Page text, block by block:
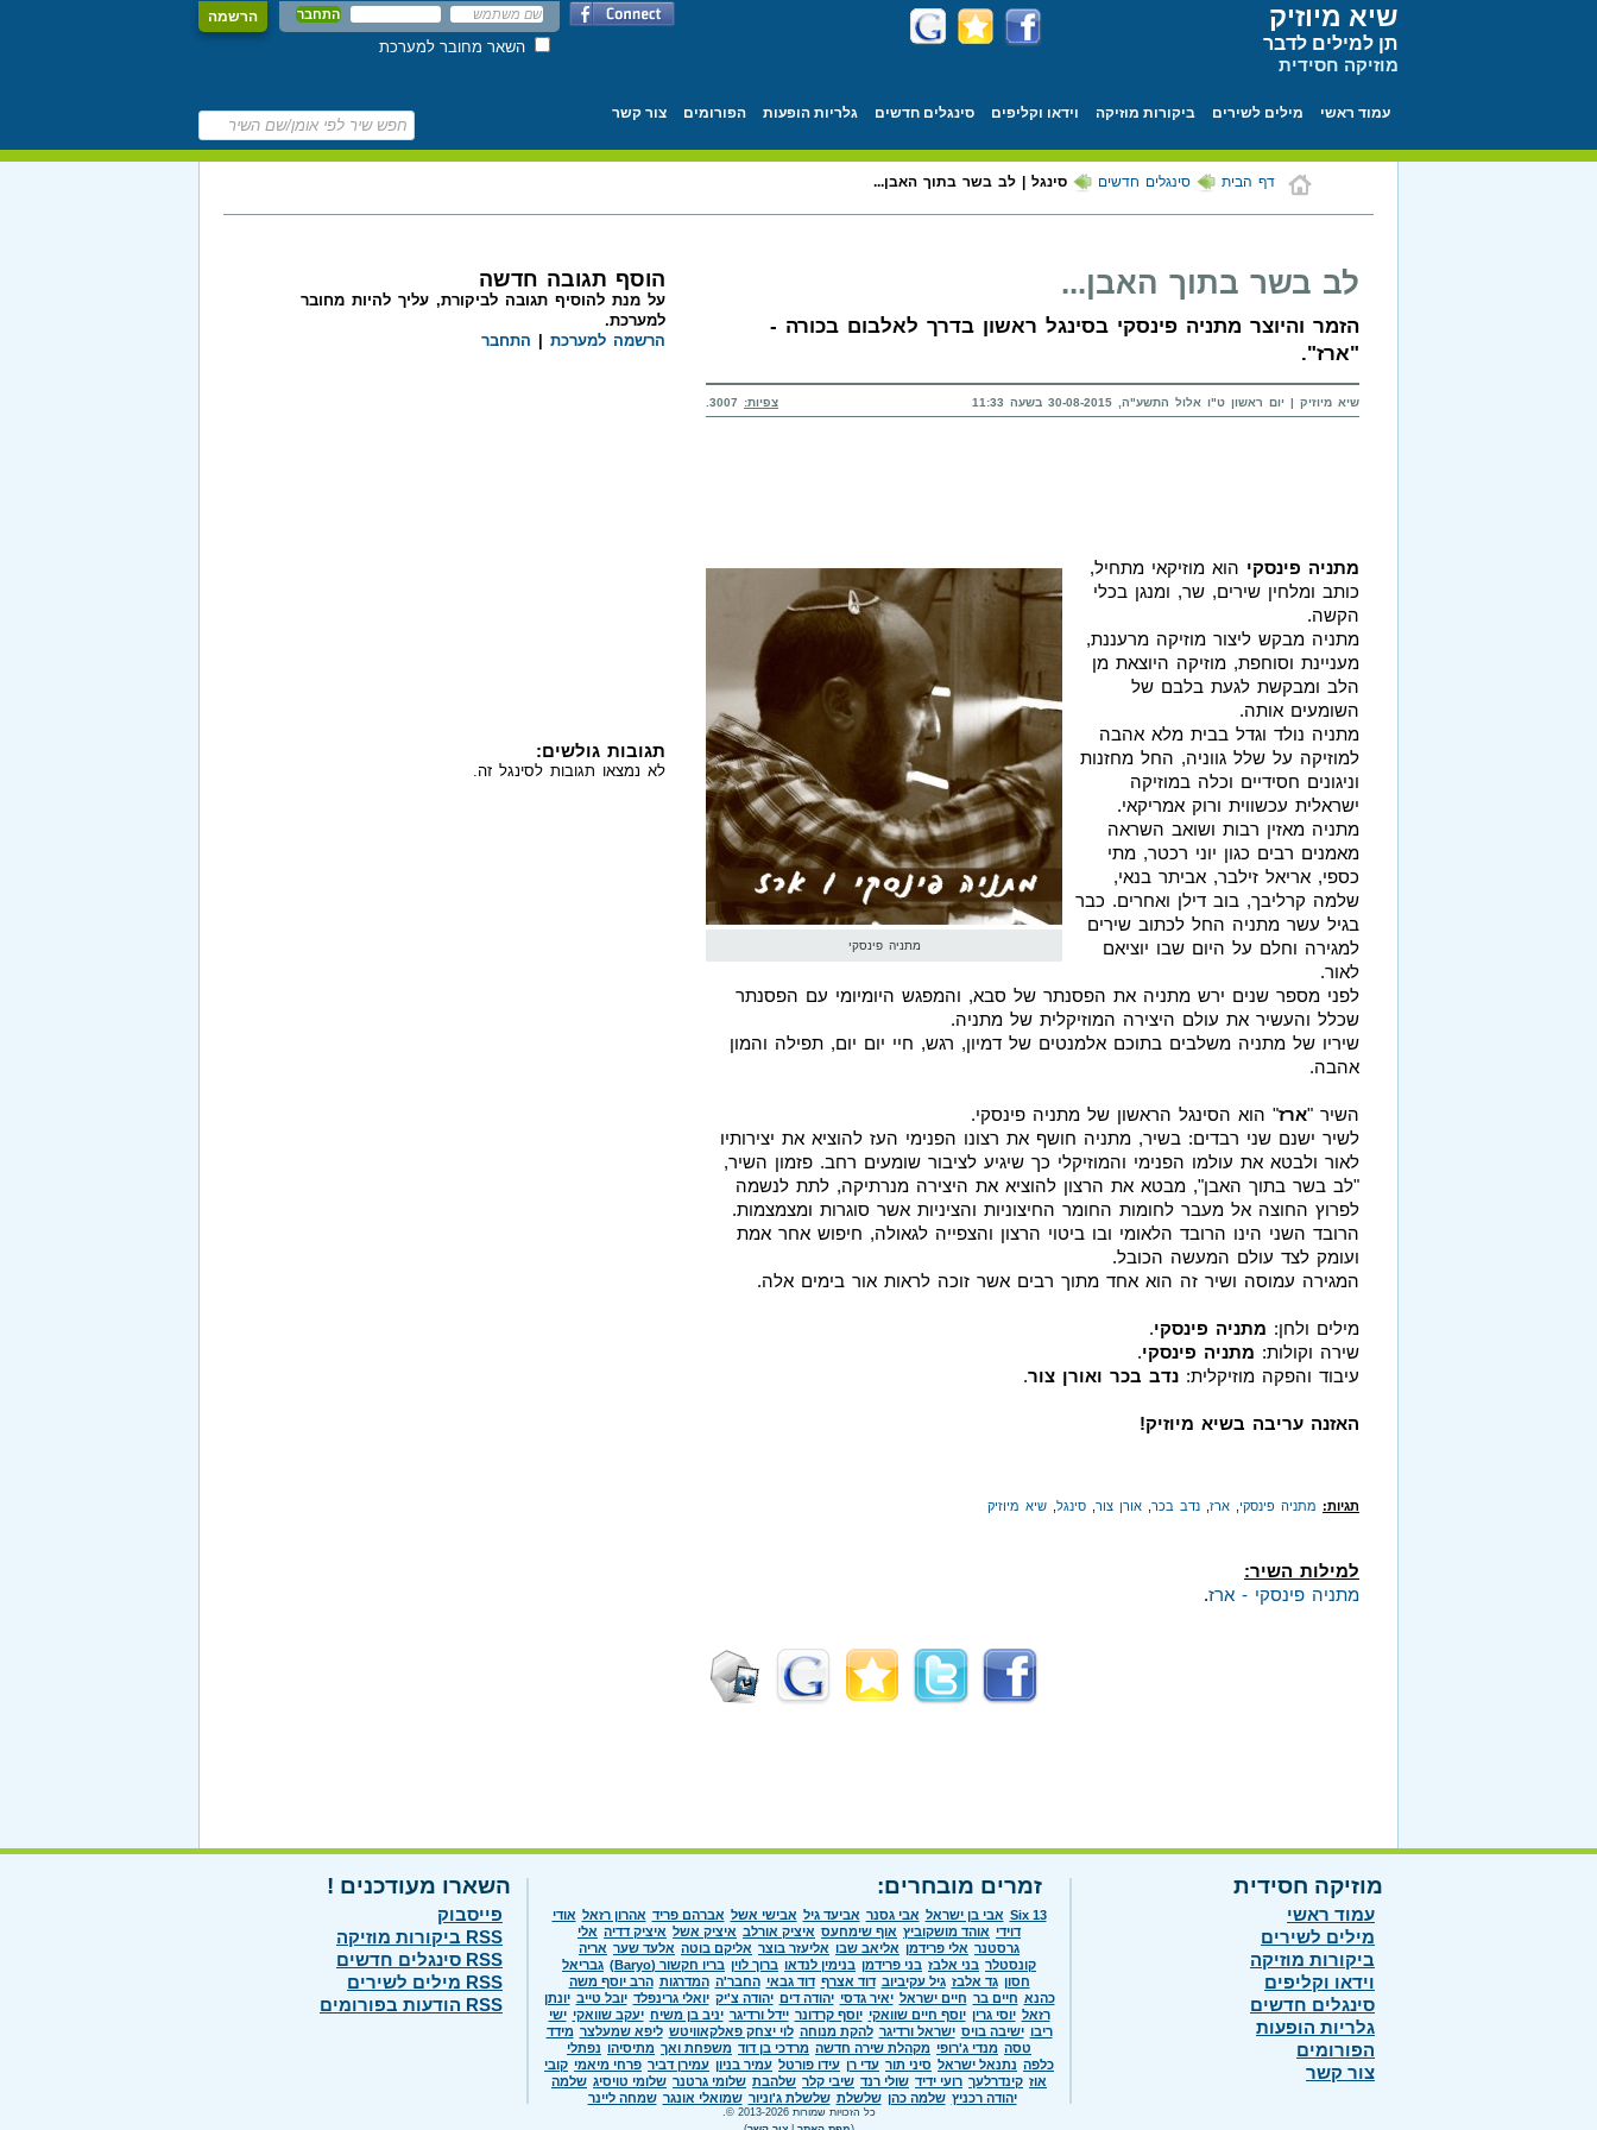
הרשמה
השאר מחובר למערכת
שיא מיוזיק
תן למילים לדבר
מוזיקה חסידית
עמוד ראשי מילים לשירים ביקורות מוזיקה וידאו וקליפים סינגלים חדשים גלריות הופעות הפורומים צור קשר
דף הבית סינגלים חדשים סינגל | לב בשר בתוך האבן...
לב בשר בתוך האבן...
הזמר והיוצר מתניה פינסקי בסינגל ראשון בדרך לאלבום בכורה -
"ארז".
שיא מיוזיק | יום ראשון ט"ו אלול התשע"ה, 30-08-2015 בשעה 11:33 צפיות:
מתניה פינסקי
מתניה פינסקי הוא מוזיקאי מתחיל,
כותב ומלחין שירים, שר, ומנגן בכלי
הקשה.
מתניה מבקש ליצור מוזיקה מרעננת,
מעניינת וסוחפת, מוזיקה היוצאת מן
הלב ומבקשת לגעת בלבם של
השומעים אותה.
מתניה נולד וגדל בבית מלא אהבה
למוזיקה על שלל גווניה, החל מחזנות
וניגונים חסידיים וכלה במוזיקה
ישראלית עכשווית ורוק אמריקאי.
מתניה מאזין רבות ושואב השראה
מאמנים רבים כגון יוני רכטר, מתי
כספי, אריאל זילבר, אביתר בנאי,
שלמה קרליבך, בוב דילן ואחרים. כבר
בגיל עשר מתניה החל לכתוב שירים
למגירה וחלם על היום שבו יוציאם
לאור.
לפני מספר שנים ירש מתניה את הפסנתר של סבא, והמפגש היומיומי עם הפסנתר
שכלל והעשיר את עולם היצירה המוזיקלית של מתניה.
שיריו של מתניה משלבים בתוכם אלמנטים של דמיון, רגש, חיי יום יום, תפילה והמון
אהבה.
השיר "ארז" הוא הסינגל הראשון של מתניה פינסקי.
לשיר ישנם שני רבדים: בשיר, מתניה חושף את רצונו הפנימי העז להוציא את יצירותיו
לאור ולבטא את עולמו הפנימי והמוזיקלי כך שיגיע לציבור שומעים רחב. פזמון השיר,
"לב בשר בתוך האבן", מבטא את הרצון להוציא את היצירה מנרתיקה, לתת לנשמה
לפרוץ החוצה אל מעבר לחומות החומר החיצוניות והציניות אשר סוגרות ומצמצמות.
הרובד השני הינו הרובד הלאומי ובו ביטוי הרצון והצפייה לגאולה, חיפוש אחר אמת
ועומק לצד עולם המעשה הכובל.
המגירה עמוסה ושיר זה הוא אחד מתוך רבים אשר זוכה לראות אור בימים אלה.
מילים ולחן: מתניה פינסקי.
שירה וקולות: מתניה פינסקי.
עיבוד והפקה מוזיקלית: נדב בכר ואורן צור.
האזנה עריבה בשיא מיוזיק!
תגיות: מתניה פינסקי ארז נדב בכר אורן צור סינגל שיא מיוזיק
למילות השיר:
מתניה פינסקי - ארז.
הוסף תגובה חדשה
על מנת להוסיף תגובה לביקורת, עליך להיות מחובר
למערכת.
הרשמה למערכת
התחבר
תגובות גולשים:
לא נמצאו תגובות לסינגל זה.
מוזיקה חסידית
עמוד ראשי
מילים לשירים
ביקורות מוזיקה
וידאו וקליפים
סינגלים חדשים
גלריות הופעות
הפורומים
צור קשר
זמרים מובחרים:
Six 13 אבי בן ישראל אבי גסנר אביעד גיל אבישי אשל אברהם פריד אהרון רזאל אודי
דוידי אוהד מושקוביץ אוף שימחעס איציק אורלב איציק אשל איציק דדיה אלי
גרסטנר אלי פרידמן אליאב שבו אליעזר בוצר אליקם בוטה אלעד שער אריה
קונסטלר בני אלבז בני פרידמן בנימין לנדאו ברוך לוין בריו חקשור (Baryo)
גבריאל
חסון גד אלבז גיל עקיביוב דוד אצרף דוד גבאי החבר'ה המדרגות הרב יוסף משה
כהנא חיים בר חיים ישראל יאיר גדסי יהודה דים יהודה צ'יק יואלי גרינפלד יובל טייב יונתן
רזאל יוסי גרין יוסף חיים שוואקי יוסף קרדונר יידל ורדיגר יניב בן משיח יעקב שוואקי ישי
ריבו ישיבה בויס ישראל ורדיגר להקת מנוחה לוי יצחק פאלקאוויטש ליפא שמעלצר מידד
טסה מנדי ג'רופי מקהלת שירה חדשה מרדכי בן דוד משפחת ואך מתיסיהו נפתלי
כלפה נתנאל ישראל סיני תור עדי רן עידו פורטל עמיר בניון עמירן דביר פרחי מיאמי קובי
אוז קינדרלעך רועי ידיד שולי רנד שיבי קלר שלהבת שלומי גרטנר שלומי טויסיג שלמה
יהודה רכניץ שלמה כהן שלשלת שלשלת ג'וניור שמואלי אונגר שמחה ליינר
השארו מעודכנים !
פייסבוק
RSS ביקורות מוזיקה
RSS סינגלים חדשים
RSS מילים לשירים
RSS הודעות בפורומים
כל הזכויות שמורות 2013-2026 ©.